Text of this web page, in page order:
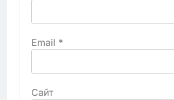
Email *
Сайт